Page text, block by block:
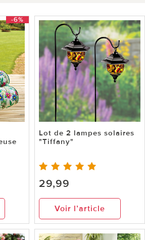
-6%
Lot de 2 lampes solaires
"Tiffany"
29,99
Voir l’article